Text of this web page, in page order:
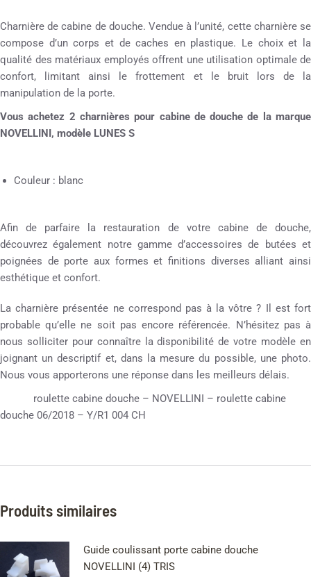
Charnière de cabine de douche. Vendue à l’unité, cette charnière se
compose d’un corps et de caches en plastique. Le choix et la
qualité des matériaux employés offrent une utilisation optimale de
confort, limitant ainsi le frottement et le bruit lors de la
manipulation de la porte.
Vous achetez 2 charnières pour cabine de douche de la marque
NOVELLINI, modèle LUNES S
Couleur : blanc
Afin de parfaire la restauration de votre cabine de douche,
découvrez également notre gamme d’accessoires de butées et
poignées de porte aux formes et finitions diverses alliant ainsi
esthétique et confort.
La charnière présentée ne correspond pas à la vôtre ? Il est fort
probable qu’elle ne soit pas encore référencée. N’hésitez pas à
nous solliciter pour connaître la disponibilité de votre modèle en
joignant un descriptif et, dans la mesure du possible, une photo.
Nous vous apporterons une réponse dans les meilleurs délais.
roulette cabine douche – NOVELLINI – roulette cabine
douche 06/2018 – Y/R1 004 CH
Produits similaires
Guide coulissant porte cabine douche
NOVELLINI (4) TRIS